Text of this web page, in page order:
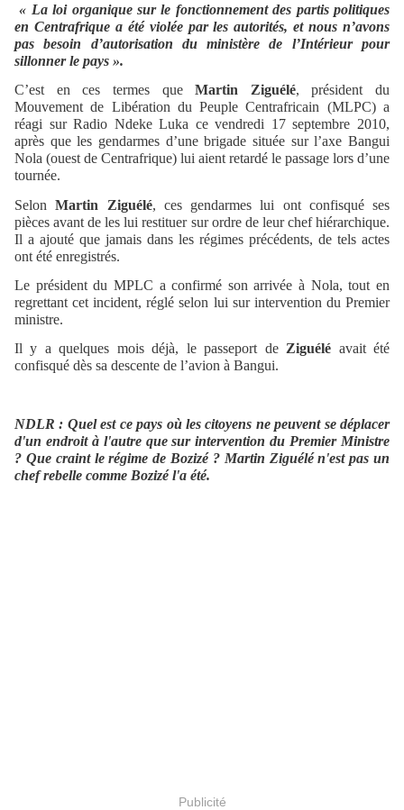
« La loi organique sur le fonctionnement des partis politiques
en Centrafrique a été violée par les autorités, et nous n’avons
pas besoin d’autorisation du ministère de l’Intérieur pour
sillonner le pays ».
C’est en ces termes queMartin Ziguélé, président du
Mouvement de Libération du Peuple Centrafricain (MLPC) a
réagi sur Radio Ndeke Luka ce vendredi 17 septembre 2010,
après que les gendarmes d’une brigade située sur l’axe Bangui
Nola (ouest de Centrafrique) lui aient retardé le passage lors d’une
tournée.
SelonMartin Ziguélé, ces gendarmes lui ont confisqué ses
pièces avant de les lui restituer sur ordre de leur chef hiérarchique.
Il a ajouté que jamais dans les régimes précédents, de tels actes
ont été enregistrés.
Le président du MPLC a confirmé son arrivée à Nola, tout en
regrettant cet incident, réglé selon lui sur intervention du Premier
ministre.
Il y a quelques mois déjà, le passeport de Ziguélé avait été
confisqué dès sa descente de l’avion à Bangui.
NDLR : Quel est ce pays où les citoyens ne peuvent se déplacer
d'un endroit à l'autre que sur intervention du Premier Ministre
? Que craint le régime de Bozizé ? Martin Ziguélé n'est pas un
chef rebelle comme Bozizé l'a été.
Publicité